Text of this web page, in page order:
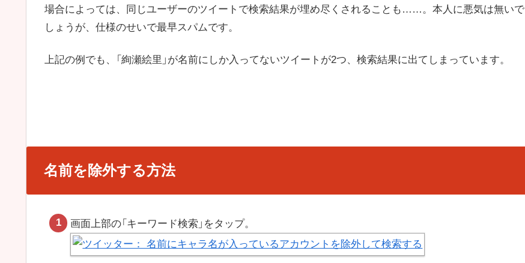
場合によっては、同じユーザーのツイートで検索結果が埋め尽くされることも……。本人に悪気は無いで
しょうが、仕様のせいで最早スパムです。
上記の例でも、「絢瀬絵里」が名前にしか入ってないツイートが2つ、検索結果に出てしまっています。
名前を除外する方法
画面上部の「キーワード検索」をタップ。